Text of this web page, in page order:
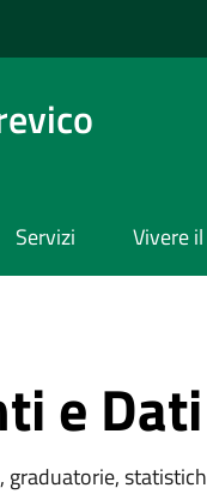
Servizi Vivere
e Dati
graduatorie,